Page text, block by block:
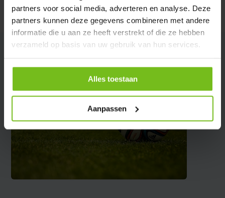
partners voor social media, adverteren en analyse. Deze
partners kunnen deze gegevens combineren met andere
informatie die u aan ze heeft verstrekt of die ze hebben
verzameld op basis van uw gebruik van hun services.
Alles toestaan
Aanpassen
Delen